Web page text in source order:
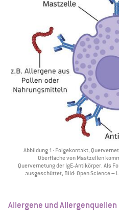
Abbildung 1: Folgekontakt,
Oberfläche von Mastzellen
Quervernetung der IgE-Antikörper. Als
ausgeschüttet, Bild: Open Science
Allergene und Allergenquellen